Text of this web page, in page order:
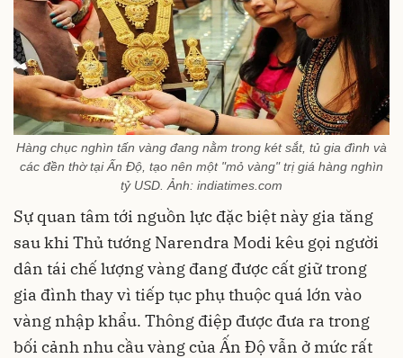
Hàng chục nghìn tấn vàng đang nằm trong két sắt, tủ gia đình và
các đền thờ tại Ấn Độ, tạo nên một "mỏ vàng" trị giá hàng nghìn
tỷ USD. Ảnh: indiatimes.com
Sự quan tâm tới nguồn lực đặc biệt này gia tăng
sau khi Thủ tướng Narendra Modi kêu gọi người
dân tái chế lượng vàng đang được cất giữ trong
gia đình thay vì tiếp tục phụ thuộc quá lớn vào
vàng nhập khẩu. Thông điệp được đưa ra trong
bối cảnh nhu cầu vàng của Ấn Độ vẫn ở mức rất